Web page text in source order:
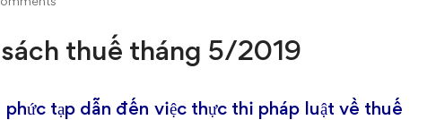
thuế tháng 5/2019
tạp dẫn đến việc thực thi pháp luật về thuế